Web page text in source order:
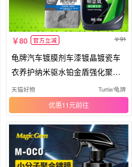
80 官方立减 91
龟牌汽车镀膜剂车漆镀晶镀瓷车
衣养护纳米驱水铂金盾强化聚合
瓷
天猫好物 Turtle/龟牌
优惠11元